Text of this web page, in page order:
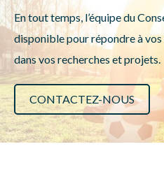
En tout temps, l’équipe du
disponible pour répondre à
dans vos recherches et projets.
CONTACTEZ-NOUS